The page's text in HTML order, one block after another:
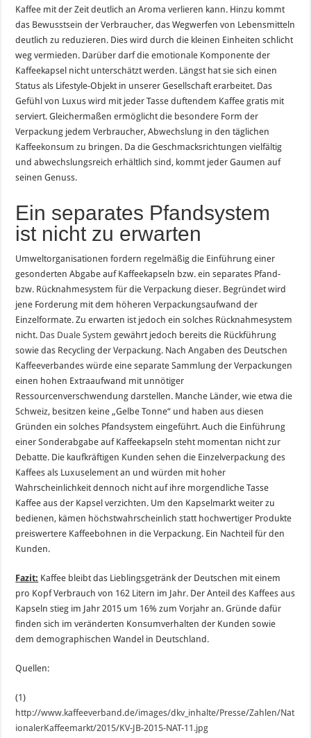
Kaffee mit der Zeit deutlich an Aroma verlieren kann. Hinzu kommt
das Bewusstsein der Verbraucher, das Wegwerfen von Lebensmitteln
deutlich zu reduzieren. Dies wird durch die kleinen Einheiten schlicht
weg vermieden. Darüber darf die emotionale Komponente der
Kaffeekapsel nicht unterschätzt werden. Längst hat sie sich einen
Status als Lifestyle-Objekt in unserer Gesellschaft erarbeitet. Das
Gefühl von Luxus wird mit jeder Tasse duftendem Kaffee gratis mit
serviert. Gleichermaßen ermöglicht die besondere Form der
Verpackung jedem Verbraucher, Abwechslung in den täglichen
Kaffeekonsum zu bringen. Da die Geschmacksrichtungen vielfältig
und abwechslungsreich erhältlich sind, kommt jeder Gaumen auf
seinen Genuss.
Ein separates Pfandsystem
ist nicht zu erwarten
Umweltorganisationen fordern regelmäßig die Einführung einer
gesonderten Abgabe auf Kaffeekapseln bzw. ein separates Pfand-
bzw. Rücknahmesystem für die Verpackung dieser. Begründet wird
jene Forderung mit dem höheren Verpackungsaufwand der
Einzelformate. Zu erwarten ist jedoch ein solches Rücknahmesystem
nicht. Das Duale System gewährt jedoch bereits die Rückführung
sowie das Recycling der Verpackung. Nach Angaben des Deutschen
Kaffeeverbandes würde eine separate Sammlung der Verpackungen
einen hohen Extraaufwand mit unnötiger
Ressourcenverschwendung darstellen. Manche Länder, wie etwa die
Schweiz, besitzen keine „Gelbe Tonne“ und haben aus diesen
Gründen ein solches Pfandsystem eingeführt. Auch die Einführung
einer Sonderabgabe auf Kaffeekapseln steht momentan nicht zur
Debatte. Die kaufkräftigen Kunden sehen die Einzelverpackung des
Kaffees als Luxuselement an und würden mit hoher
Wahrscheinlichkeit dennoch nicht auf ihre morgendliche Tasse
Kaffee aus der Kapsel verzichten. Um den Kapselmarkt weiter zu
bedienen, kämen höchstwahrscheinlich statt hochwertiger Produkte
preiswertere Kaffeebohnen in die Verpackung. Ein Nachteil für den
Kunden.
Fazit: Kaffee bleibt das Lieblingsgetränk der Deutschen mit einem
pro Kopf Verbrauch von 162 Litern im Jahr. Der Anteil des Kaffees aus
Kapseln stieg im Jahr 2015 um 16% zum Vorjahr an. Gründe dafür
finden sich im veränderten Konsumverhalten der Kunden sowie
dem demographischen Wandel in Deutschland.
Quellen:
(1)
http://www.kaffeeverband.de/images/dkv_inhalte/Presse/Zahlen/Nat
ionalerKaffeemarkt/2015/KV-JB-2015-NAT-11.jpg